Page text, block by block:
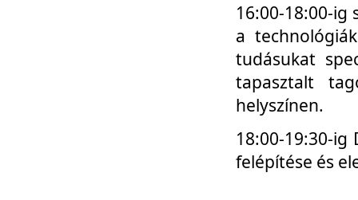
16:00-18:00-
a
tudásukat
tapasztalt
helyszínen.
18:00-19:30-
felépítése és